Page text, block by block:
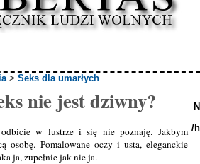
>Seks dla umarłych
nie jest dziwny?
w lustrze i się nie poznaję. Jakbym
osobę. Pomalowane oczy i usta, eleganckie
ja, zupełnie jak nie ja.
/